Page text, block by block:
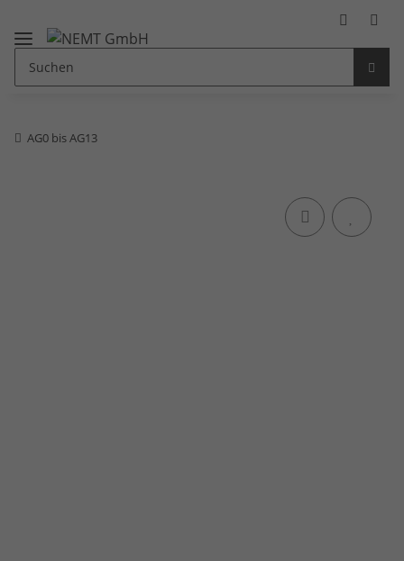
AG0 bis AG13